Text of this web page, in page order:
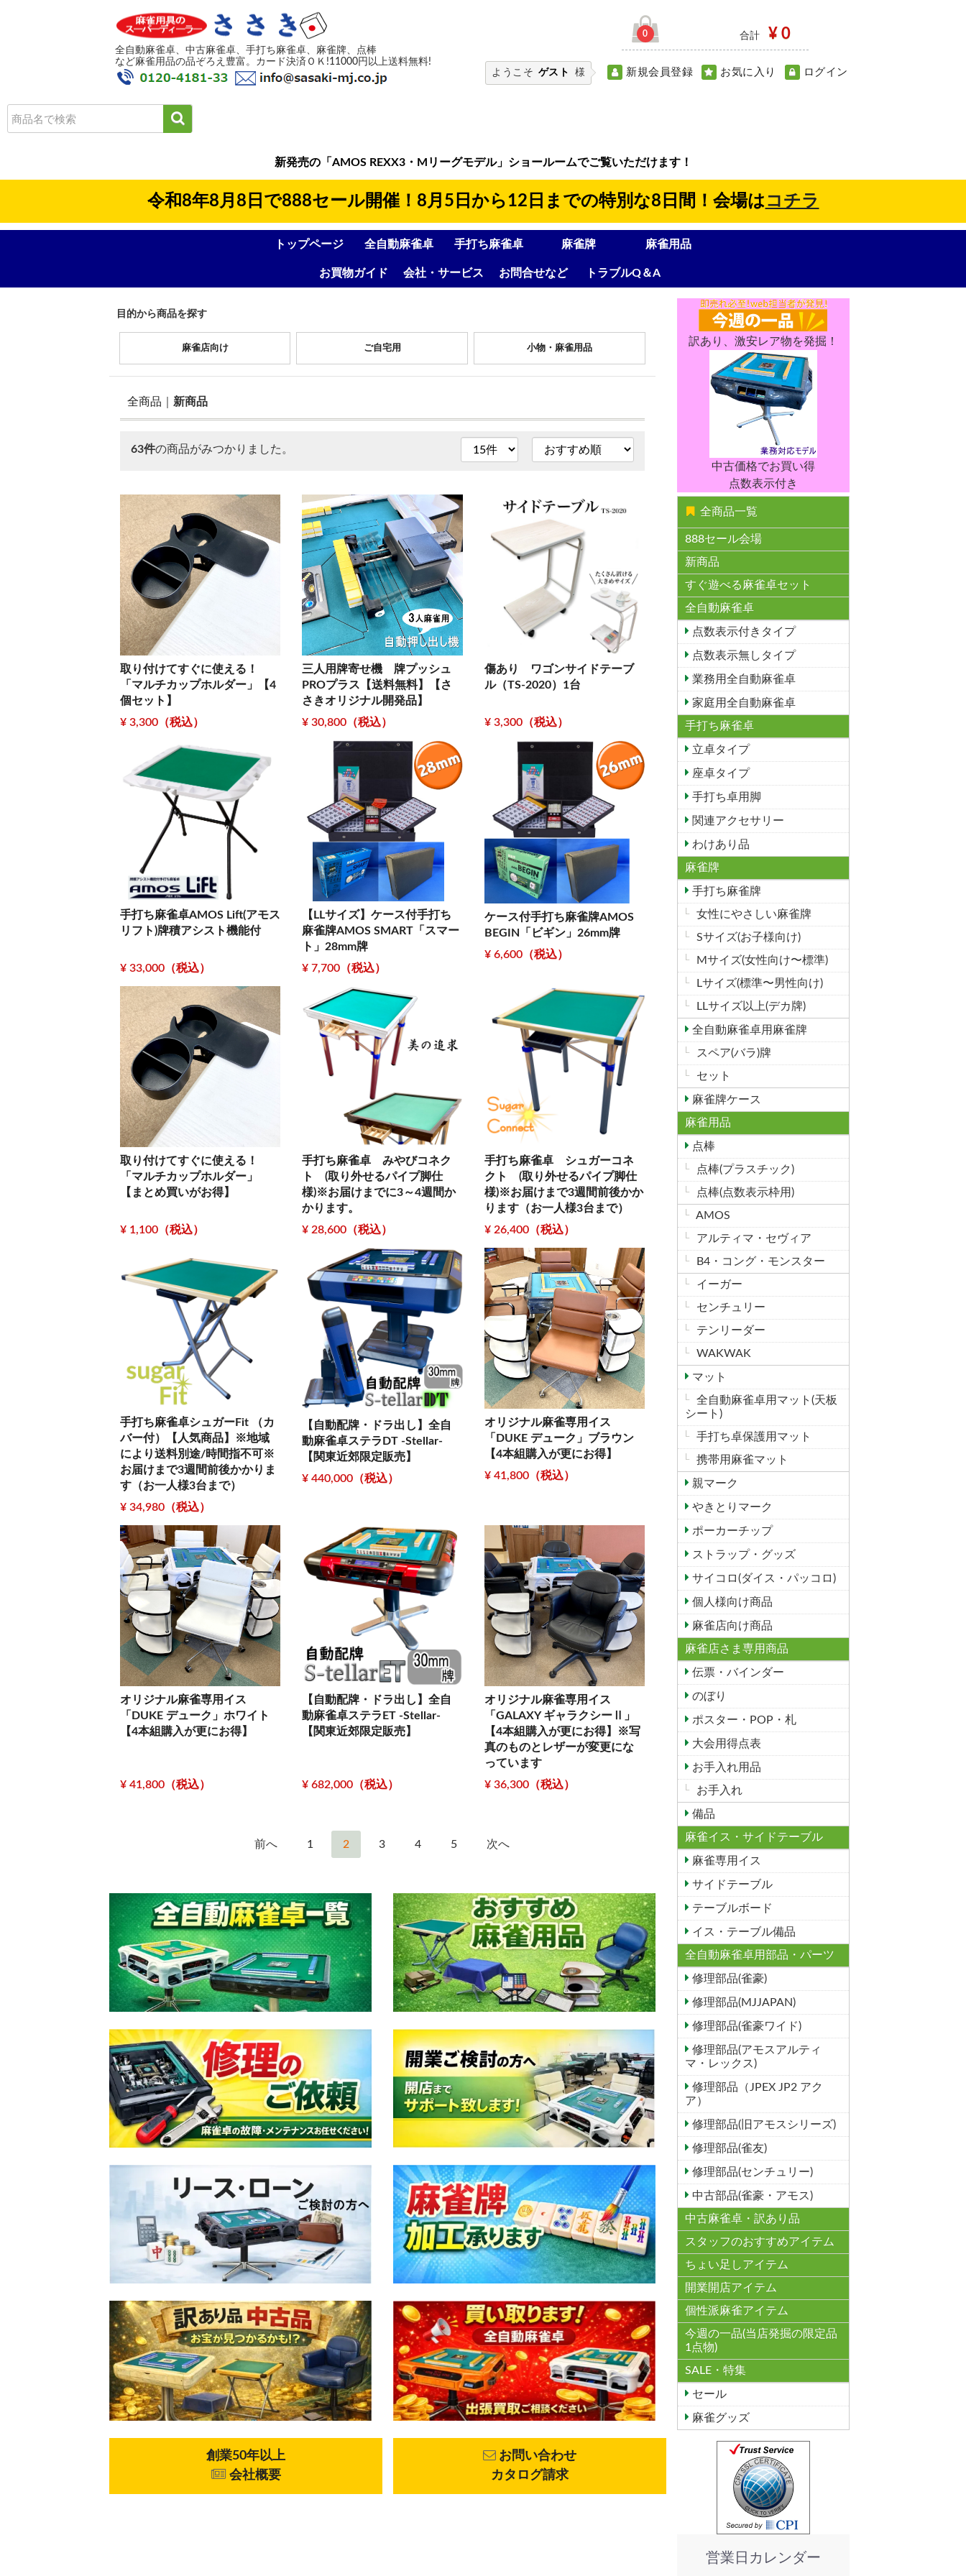
全自動麻雀卓、中古麻雀卓、手打ち麻雀卓、麻雀牌、点棒
など麻雀用品の品ぞろえ豊富。カード決済ＯＫ!11000円以上送料無料!
0 合計 ¥ 0
ようこそ ゲスト 様 新規会員登録 お気に入り ログイン
新発売の「AMOS REXX3・Mリーグモデル」ショールームでご覧いただけます！
令和8年8月8日で888セール開催！8月5日から12日までの特別な8日間！会場はコチラ
トップページ 全自動麻雀卓 手打ち麻雀卓 麻雀牌 麻雀用品
お買物ガイド 会社・サービス お問合せなど トラブルQ＆A
目的から商品を探す
麻雀店向け ご自宅用 小物・麻雀用品
全商品 新商品
63件の商品がみつかりました。
取り付けてすぐに使える！
「マルチカップホルダー」【4
個セット】
¥ 3,300（税込）
三人用牌寄せ機 牌プッシュ
PROプラス【送料無料】【さ
さきオリジナル開発品】
¥ 30,800（税込）
傷あり ワゴンサイドテーブ
ル（TS-2020）1台
¥ 3,300（税込）
手打ち麻雀卓AMOS Lift(アモス
リフト)牌積アシスト機能付
¥ 33,000（税込）
【LLサイズ】ケース付手打ち
麻雀牌AMOS SMART「スマー
ト」28mm牌
¥ 7,700（税込）
ケース付手打ち麻雀牌AMOS
BEGIN「ビギン」26mm牌
¥ 6,600（税込）
取り付けてすぐに使える！
「マルチカップホルダー」
【まとめ買いがお得】
¥ 1,100（税込）
手打ち麻雀卓 みやびコネク
ト (取り外せるパイプ脚仕
様)※お届けまでに3～4週間か
かります。
¥ 28,600（税込）
手打ち麻雀卓 シュガーコネ
クト (取り外せるパイプ脚仕
様)※お届けまで3週間前後かか
ります（お一人様3台まで）
¥ 26,400（税込）
手打ち麻雀卓シュガーFit （カ
バー付）【人気商品】※地域
により送料別途/時間指不可※
お届けまで3週間前後かかりま
す（お一人様3台まで）
¥ 34,980（税込）
【自動配牌・ドラ出し】全自
動麻雀卓ステラDT -Stellar-
【関東近郊限定販売】
¥ 440,000（税込）
オリジナル麻雀専用イス
「DUKE デューク」ブラウン
【4本組購入が更にお得】
¥ 41,800（税込）
オリジナル麻雀専用イス
「DUKE デューク」ホワイト
【4本組購入が更にお得】
¥ 41,800（税込）
【自動配牌・ドラ出し】全自
動麻雀卓ステラET -Stellar-
【関東近郊限定販売】
¥ 682,000（税込）
オリジナル麻雀専用イス
「GALAXY ギャラクシーⅡ」
【4本組購入が更にお得】※写
真のものとレザーが変更にな
っています
¥ 36,300（税込）
前へ 1 2 3 4 5 次へ
創業50年以上
会社概要
お問い合わせ
カタログ請求
訳あり、激安レア物を発掘！
中古価格でお買い得
点数表示付き
全商品一覧
888セール会場
新商品
すぐ遊べる麻雀卓セット
全自動麻雀卓
点数表示付きタイプ
点数表示無しタイプ
業務用全自動麻雀卓
家庭用全自動麻雀卓
手打ち麻雀卓
立卓タイプ
座卓タイプ
手打ち卓用脚
関連アクセサリー
わけあり品
麻雀牌
手打ち麻雀牌
女性にやさしい麻雀牌
Sサイズ(お子様向け)
Mサイズ(女性向け〜標準)
Lサイズ(標準〜男性向け)
LLサイズ以上(デカ牌)
全自動麻雀卓用麻雀牌
スペア(バラ)牌
セット
麻雀牌ケース
麻雀用品
点棒
点棒(プラスチック)
点棒(点数表示枠用)
AMOS
アルティマ・セヴィア
B4・コング・モンスター
イーガー
センチュリー
テンリーダー
WAKWAK
マット
全自動麻雀卓用マット(天板
シート)
手打ち卓保護用マット
携帯用麻雀マット
親マーク
やきとりマーク
ポーカーチップ
ストラップ・グッズ
サイコロ(ダイス・パッコロ)
個人様向け商品
麻雀店向け商品
麻雀店さま専用商品
伝票・バインダー
のぼり
ポスター・POP・札
大会用得点表
お手入れ用品
お手入れ
備品
麻雀イス・サイドテーブル
麻雀専用イス
サイドテーブル
テーブルボード
イス・テーブル備品
全自動麻雀卓用部品・パーツ
修理部品(雀豪)
修理部品(MJJAPAN)
修理部品(雀豪ワイド)
修理部品(アモスアルティ
マ・レックス)
修理部品（JPEX JP2 アク
ア）
修理部品(旧アモスシリーズ)
修理部品(雀友)
修理部品(センチュリー)
中古部品(雀豪・アモス)
中古麻雀卓・訳あり品
スタッフのおすすめアイテム
ちょい足しアイテム
開業開店アイテム
個性派麻雀アイテム
今週の一品(当店発掘の限定品
1点物)
SALE・特集
セール
麻雀グッズ
営業日カレンダー